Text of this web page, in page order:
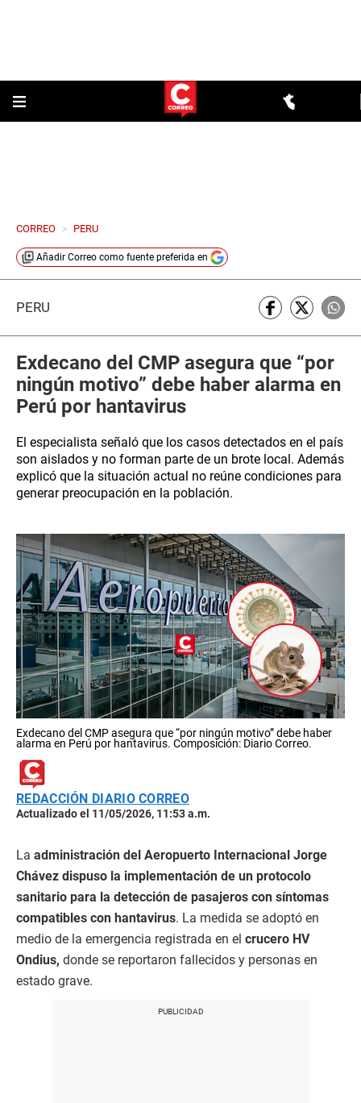
CORREO > PERU
Añadir Correo como fuente preferida en
PERÚ
Exdecano del CMP asegura que “por
ningún motivo” debe haber alarma en
Perú por hantavirus
El especialista señaló que los casos detectados en el país
son aislados y no forman parte de un brote local. Además
explicó que la situación actual no reúne condiciones para
generar preocupación en la población.
Exdecano del CMP asegura que “por ningún motivo” debe haber
alarma en Perú por hantavirus. Composición: Diario Correo.
REDACCIÓN DIARIO CORREO
Actualizado el 11/05/2026, 11:53 a.m.
La administración del Aeropuerto Internacional Jorge
Chávez dispuso la implementación de un protocolo
sanitario para la detección de pasajeros con síntomas
compatibles con hantavirus. La medida se adoptó en
medio de la emergencia registrada en el crucero HV
Ondius, donde se reportaron fallecidos y personas en
estado grave.